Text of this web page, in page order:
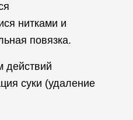
нитками и
повязка.
действий
суки (удаление